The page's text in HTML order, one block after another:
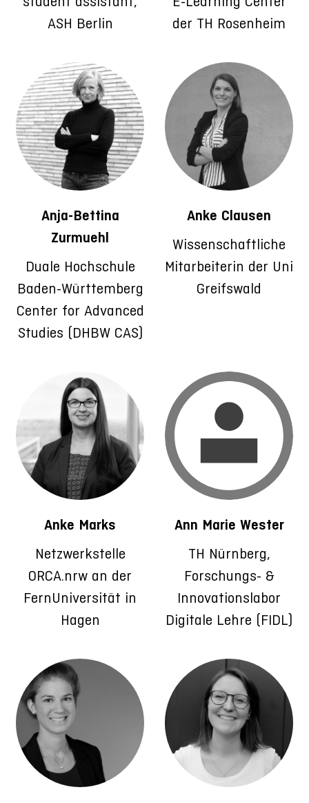
ASH Berlin
der TH Rosenheim
Anja-Bettina
Zurmuehl
Duale Hochschule
Baden-Württemberg
Center for Advanced
Studies (DHBW CAS)
Anke Clausen
Wissenschaftliche
Mitarbeiterin der Uni
Greifswald
Anke Marks
Netzwerkstelle
ORCA.nrw an der
FernUniversität in
Hagen
Ann Marie Wester
TH Nürnberg,
Forschungs- &
Innovationslabor
Digitale Lehre (FIDL)